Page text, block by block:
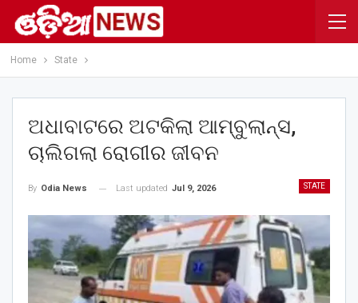
Home State
ଅଧାବାଟରେ ଅଟକିଲା ଆମ୍ବୁଲାନ୍ସ,
ଚାଲିଗଲା ରୋଗୀର ଜୀବନ
STATE
By Odia News Last updated Jul 9, 2026